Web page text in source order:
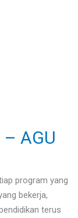
AGU
program yang
bekerja,
terus